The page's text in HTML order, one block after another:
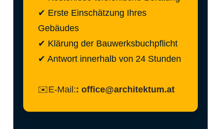
✔ Erste Einschätzung Ihres
Gebäudes
✔ Klärung der Bauwerksbuchpflicht
✔ Antwort innerhalb von 24 Stunden
✉️E-Mail:: office@architektum.at